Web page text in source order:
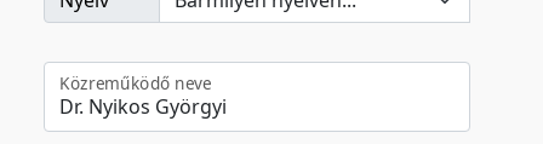
Közreműködő neve